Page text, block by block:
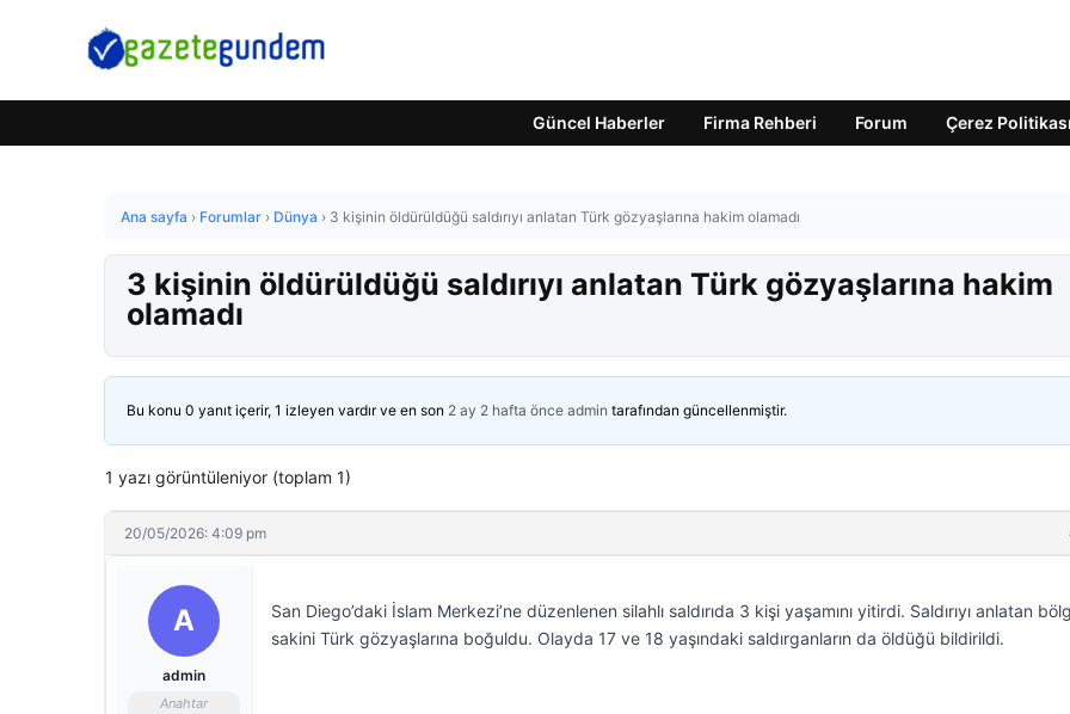
Güncel Haberler Firma Rehberi Forum Çerez Politikası
Ana sayfa › Forumlar › Dünya › 3 kişinin öldürüldüğü saldırıyı anlatan Türk gözyaşlarına hakim olamadı
3 kişinin öldürüldüğü saldırıyı anlatan Türk gözyaşlarına hakim
olamadı
Bu konu 0 yanıt içerir, 1 izleyen vardır ve en son 2 ay 2 hafta önce admin tarafından güncellenmiştir.
1 yazı görüntüleniyor (toplam 1)
20/05/2026: 4:09 pm
A
admin
Anahtar
San Diego’daki İslam Merkezi’ne düzenlenen silahlı saldırıda 3 kişi yaşamını yitirdi. Saldırıyı anlatan
sakini Türk gözyaşlarına boğuldu. Olayda 17 ve 18 yaşındaki saldırganların da öldüğü bildirildi.